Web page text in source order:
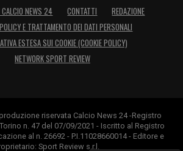
CALCIO NEWS 24 CONTATTI
REDAZIONE
E TRATTAMENTO DEI DATI PERSONALI
ESTESA SUI COOKIE (COOKIE POLICY)
NETWORK SPORT REVIEW
riservata Calcio News 24 -Registro
n. 47 del 07/09/2021 - Iscritto al Registro
al n. 26692 - P.I.11028660014 - Editore e
Sport Review s.r.l.